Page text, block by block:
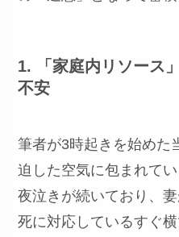
1. 「家庭内リソース
不安
筆者が3時起きを始めた
迫した空気に包まれて
夜泣きが続いており、
死に対応しているすぐ